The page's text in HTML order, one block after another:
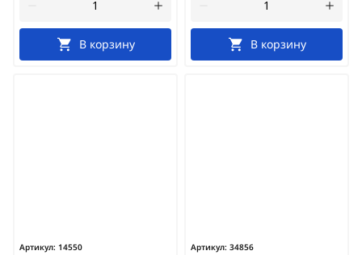
В корзину В корзину
Артикул: 14550
Артикул: 34856